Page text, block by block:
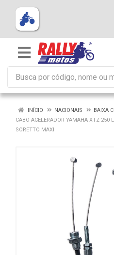
INÍCIO NACIONAIS
BAIXA
CABO ACELERADOR YAMAHA XTZ 250
SORETTO MAXI